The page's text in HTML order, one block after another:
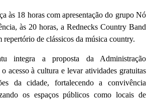
às 18 horas com apresentação do grupo Nó
às 20 horas, a Rednecks Country Band
repertório de clássicos da música country.
integra a proposta da Administração
acesso à cultura e levar atividades gratuitas
da cidade, fortalecendo a convivência
os espaços públicos como locais de